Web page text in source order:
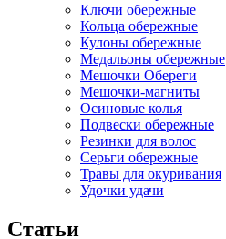
Ключи обережные
Кольца обережные
Кулоны обережные
Медальоны обережные
Мешочки Обереги
Мешочки-магниты
Осиновые колья
Подвески обережные
Резинки для волос
Серьги обережные
Травы для окуривания
Удочки удачи
Статьи